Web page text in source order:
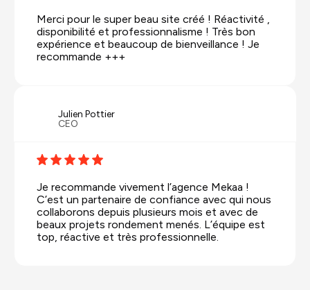
Merci pour le super beau site créé ! Réactivité ,
disponibilité et professionnalisme ! Très bon
expérience et beaucoup de bienveillance ! Je
recommande +++
Julien Pottier
CEO
Je recommande vivement l’agence Mekaa !
C’est un partenaire de confiance avec qui nous
collaborons depuis plusieurs mois et avec de
beaux projets rondement menés. L’équipe est
top, réactive et très professionnelle.